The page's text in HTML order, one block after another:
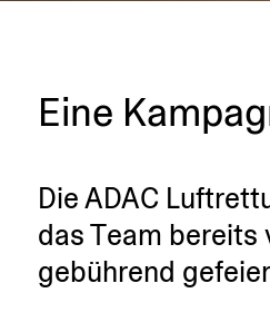
Eine
Die ADAC
das Team bereits
gebührend